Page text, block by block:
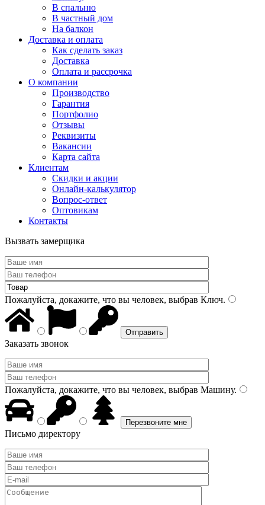
В спальню
В частный дом
На балкон
Доставка и оплата
Как сделать заказ
Доставка
Оплата и рассрочка
О компании
Производство
Гарантия
Портфолио
Отзывы
Реквизиты
Вакансии
Карта сайта
Клиентам
Скидки и акции
Онлайн-калькулятор
Вопрос-ответ
Оптовикам
Контакты
Вызвать замерщика
Пожалуйста, докажите, что вы человек, выбрав Ключ.
Заказать звонок
Пожалуйста, докажите, что вы человек, выбрав Машину.
Письмо директору